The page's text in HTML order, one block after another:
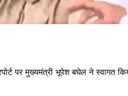
पर मुख्यमंत्री भूपेश बघेल ने स्वागत